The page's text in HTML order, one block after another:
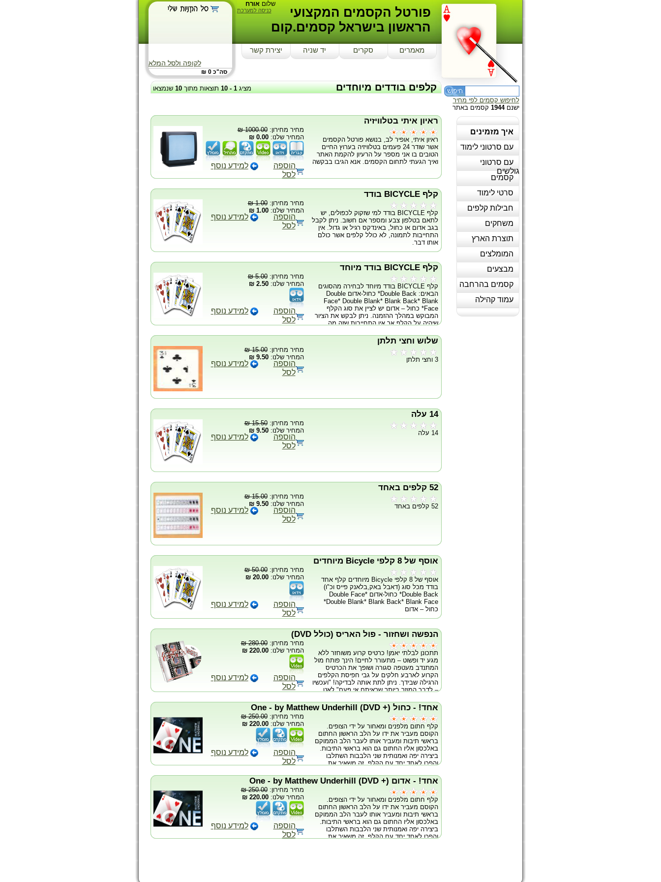
לקופה ולסל המלא
סה"כ 0 ₪
שלוםאורח
כניסה למערכת
פורטל הקסמים המקצועי
הראשון בישראל קסמים.קום
מאמרים סקרים יד שניה יצירת קשר
לחיפוש קסמים לפי מחיר
ישנם1944 קסמים באתר
איך מזמינים
עם סרטוני לימוד
עם סרטוני
גולשים
קסמים
סרטי לימוד
חבילות קלפים
משחקים
תוצרת הארץ
המומלצים
מבצעים
קסמים בהרחבה
עמוד קהילה
מציג1
-
10 תוצאות מתוך10שנמצאו קלפים בודדים מיוחדים
ראיון איתי בטלוויזיה
ראיון איתי, אופיר לב, בנושא פורטל הקסמים
אשר שודר 24 פעמים בטלוויזיה בערוץ החיים
הטובים בו אני מספר על הרעיון להקמת האתר
ואיך הגעתי לתחום הקסמים. אנא הגיבו בבקשה
מחיר מחירון:1000.00 ₪
המחיר שלנו:0.00 ₪
הוספה
לסל
למידע נוסף
קלף BICYCLE בודד
קלף BICYCLE בודד למי שזקוק לכפולים, יש
לתאם בטלפון צבע ומספר אם חשוב. ניתן לקבל
בגב אדום או כחול, באינדקס רגיל או גדול. אין
התחייבות לתמונה, לא כולל קלפים אשר כולם
אותו דבר.
מחיר מחירון:1.00 ₪
המחיר שלנו:1.00 ₪
הוספה
לסל
למידע נוסף
קלף BICYCLE בודד מיוחד
קלף BICYCLE בודד מיוחד לבחירה מהסוגים
הבאים: Double Back* כחול-אדום Double
Face* Double Blank* Blank Back* Blank
Face* כחול – אדום יש לציין את סוג הקלף
המבוקש במהלך ההזמנה. ניתן לבקש את הציור
שיהיה על הקלף אך אין התחייבות שזה מה
שמופיע על הקלף.
מחיר מחירון:5.00 ₪
המחיר שלנו:2.50 ₪
הוספה
לסל
למידע נוסף
שלוש וחצי תלתן
3 וחצי תלתן
מחיר מחירון:15.00 ₪
המחיר שלנו:9.50 ₪
הוספה
לסל
למידע נוסף
14 עלה
14 עלה
מחיר מחירון:15.50 ₪
המחיר שלנו:9.50 ₪
הוספה
לסל
למידע נוסף
52 קלפים באחד
52 קלפים באחד
מחיר מחירון:15.00 ₪
המחיר שלנו:9.50 ₪
הוספה
לסל
למידע נוסף
אוסף של 8 קלפי Bicycle מיוחדים
אוסף של 8 קלפי Bicycle מיוחדים קלף אחד
בודד מכל סוג (דאבל באק,בלאנק פייס וכ"ו)
Double Back* כחול-אדום Double Face*
Double Blank* Blank Back* Blank Face*
כחול – אדום
מחיר מחירון:50.00 ₪
המחיר שלנו:20.00 ₪
הוספה
לסל
למידע נוסף
הנפשה ושחזור - פול האריס (כולל DVD)
תתכונן לבלתי יאמן! כרטיס קרוע משוחזר ללא
מגע יד ופשוט – מתעורר לחיים! הינך פותח מול
המתנדב מעטפה סגורה ושופך את הכרטיס
הקרוע לארבע חלקים על גבי חפיסת הקלפים
הרגילה שבידך. ניתן לתת אותה לבדיקה! "ועכשיו
– לדבר המוזר ביותר שראיתם אי פעם" לאט
הערימה מתחילה לזוז. כל פיסה מתחילה לזחול
ולהסתובב למקומה. ופתאום מרכיבים עצמם
הפיסות לקלף מלא! הכרטיס משוחזר, מול
המתנדב. ניתן להשתמש בכרטיס קרוע ללא
המעטפה לשחזר כרטיס ביקור שלך שנקרע,
כרטיסי משחק ואפילו תמונות! כולל DVD מלא
להדרכה, הקסם והמעטפה.
מחיר מחירון:280.00 ₪
המחיר שלנו:220.00 ₪
הוספה
לסל
למידע נוסף
אחד! - כחול (+ One - by Matthew Underhill (DVD
קלף חתום מלפנים ומאחור על ידי הצופים.
הקוסם מעביר את ידו על הלב הראשון החתום
בראשי תיבות ומעביר אותו לעבר הלב הממוקם
באלכסון אליו החתום גם הוא בראשי התיבות.
ביצירה יפה ואמנותית שני הלבבות השתלבו
והפכו לאחד יחד עם הקלף. זה משאיר את
של בצורה מושלמת. כולל 20 קלפי גימיק
ייחודים, בעלי גב כחול - בייסיקל מנדולינה.
מחיר מחירון:250.00 ₪
המחיר שלנו:220.00 ₪
הוספה
לסל
למידע נוסף
אחד! - אדום (+ One - by Matthew Underhill (DVD
קלף חתום מלפנים ומאחור על ידי הצופים.
הקוסם מעביר את ידו על הלב הראשון החתום
בראשי תיבות ומעביר אותו לעבר הלב הממוקם
באלכסון אליו החתום גם הוא בראשי התיבות.
ביצירה יפה ואמנותית שני הלבבות השתלבו
והפכו לאחד יחד עם הקלף. זה משאיר את
מחיר מחירון:250.00 ₪
המחיר שלנו:220.00 ₪
הוספה
לסל
למידע נוסף